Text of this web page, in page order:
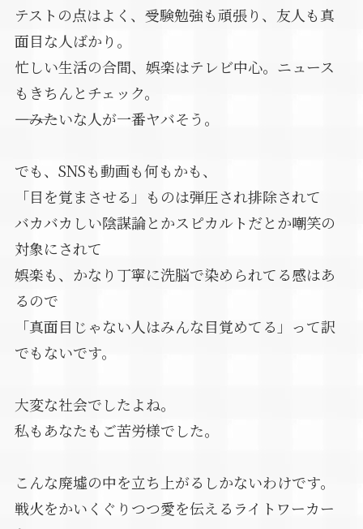
テストの点はよく、受験勉強も頑張り、友人も真
面目な人ばかり。
忙しい生活の合間、娯楽はテレビ中心。ニュース
もきちんとチェック。
――――みたいな人が一番ヤバそう。
でも、SNSも動画も何もかも、
「目を覚まさせる」ものは弾圧され排除されて
バカバカしい陰謀論とかスピカルトだとか嘲笑の
対象にされて
娯楽も、かなり丁寧に洗脳で染められてる感はあ
るので
「真面目じゃない人はみんな目覚めてる」って訳
でもないです。
大変な社会でしたよね。
私もあなたもご苦労様でした。
こんな廃墟の中を立ち上がるしかないわけです。
戦火をかいくぐりつつ愛を伝えるライトワーカー